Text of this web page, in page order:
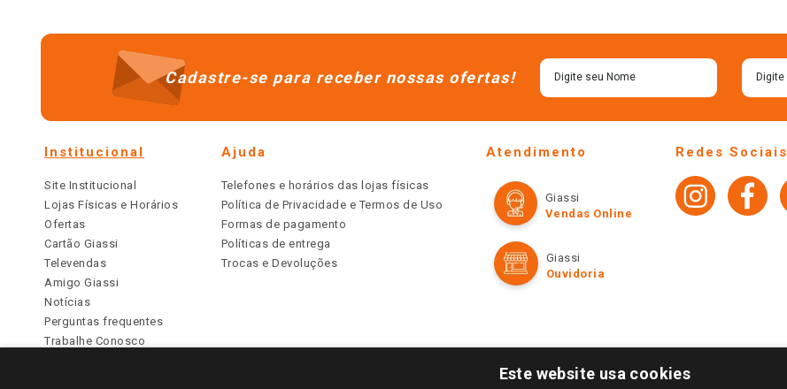
Cadastre-se para receber nossas ofertas!
Institucional
Site Institucional
Lojas Físicas e Horários
Ofertas
Cartão Giassi
Televendas
Amigo Giassi
Notícias
Perguntas frequentes
Trabalhe Conosco
Ajuda
Telefones e horários das lojas físicas
Política de Privacidade e Termos de Uso
Formas de pagamento
Políticas de entrega
Trocas e Devoluções
Atendimento
Giassi
Vendas Online
Giassi
Ouvidoria
Redes Sociais
Este website usa cookies